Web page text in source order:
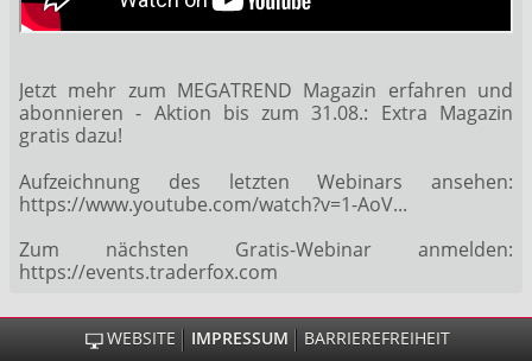
Jetzt mehr zum MEGATREND Magazin erfahren und
abonnieren - Aktion bis zum 31.08.: Extra Magazin
gratis dazu!
Aufzeichnung des letzten Webinars ansehen:
https://www.youtube.com/watch?v=1-AoV...
Zum nächsten Gratis-Webinar anmelden:
https://events.traderfox.com
WEBSITE IMPRESSUM BARRIEREFREIHEIT